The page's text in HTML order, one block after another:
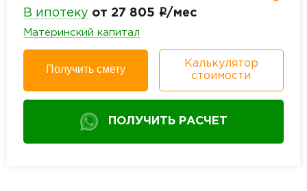
В ипотеку от 27 805 i/мес
Материнский капитал
Получить смету
Калькулятор
стоимости
ПОЛУЧИТЬ РАСЧЕТ